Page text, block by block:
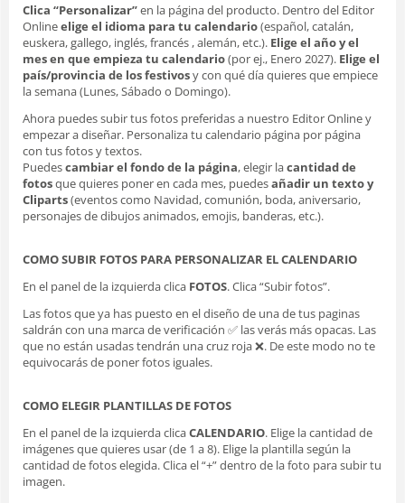
Clica “Personalizar”en la página del producto. Dentro del Editor
Onlineelige el idioma para tu calendario(español, catalán,
euskera, gallego, inglés, francés , alemán, etc.). Elige el año y el
mes en que empieza tu calendario(por ej., Enero 2027). Elige el
país/provincia de los festivosy con qué día quieres que empiece
la semana (Lunes, Sábado o Domingo).
Ahora puedes subir tus fotos preferidas a nuestro Editor Online y
empezar a diseñar. Personaliza tu calendario página por página
con tus fotos y textos.
Puedescambiar el fondo de la página, elegir lacantidad de
fotosque quieres poner en cada mes, puedesañadir un texto y
Cliparts(eventos como Navidad, comunión, boda, aniversario,
personajes de dibujos animados, emojis, banderas, etc.).
COMO SUBIR FOTOS PARA PERSONALIZAR EL CALENDARIO
En el panel de la izquierda clica FOTOS. Clica “Subir fotos”.
Las fotos que ya has puesto en el diseño de una de tus paginas
saldrán con una marca de verificación ✅ las verás más opacas. Las
que no están usadas tendrán una cruz roja ❌. De este modo no te
equivocarás de poner fotos iguales.
COMO ELEGIR PLANTILLAS DE FOTOS
En el panel de la izquierda clicaCALENDARIO. Elige la cantidad de
imágenes que quieres usar (de 1 a 8). Elige la plantilla según la
cantidad de fotos elegida. Clica el “+” dentro de la foto para subir tu
imagen.